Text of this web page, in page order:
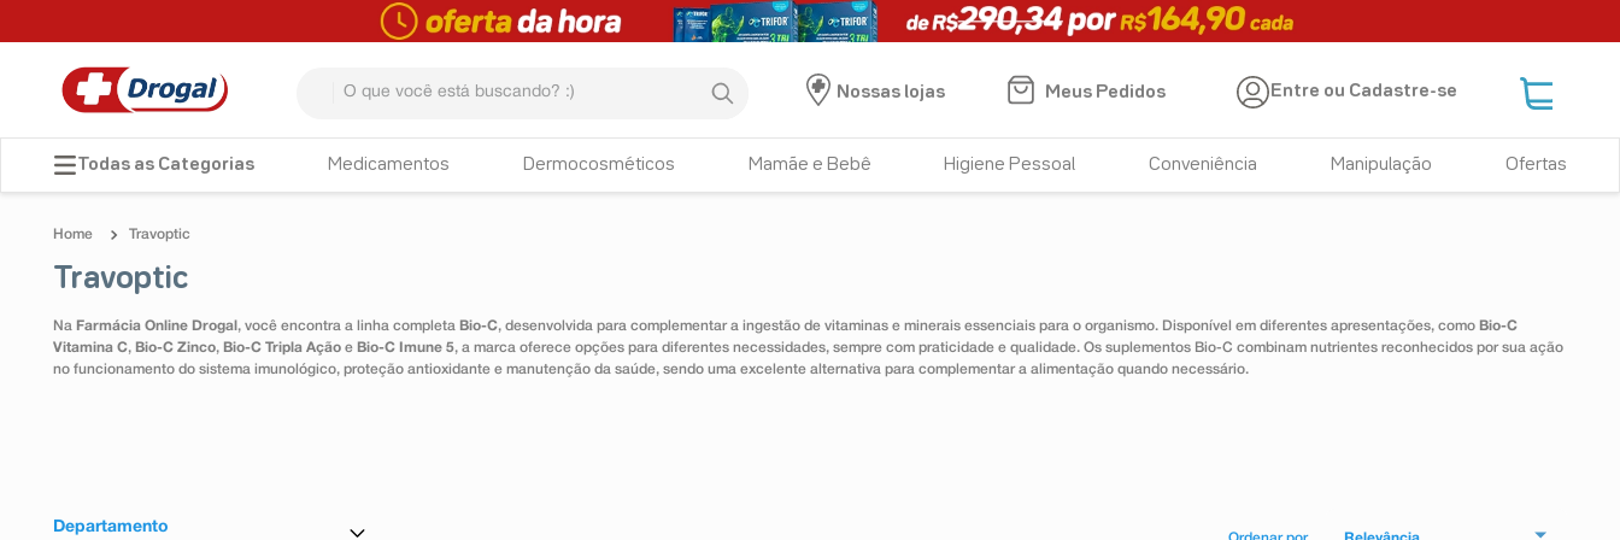
Nossas lojas
Meus Pedidos Entre ou Cadastre-se
Medicamentos Dermocosméticos Mamãe e Bebê Higiene Pessoal Conveniência Manipulação Ofertas
Travoptic
Travoptic
Na Farmácia Online Drogal , você encontra a linha completa Bio-C, desenvolvida para complementar a ingestão de vitaminas e minerais essenciais para o organismo. Disponível em diferentes apresentações, como Bio-C
Vitamina C, Bio-C Zinco, Bio-C Tripla Ação e Bio-C Imune 5, a marca oferece opções para diferentes necessidades, sempre com praticidade e qualidade. Os suplementos Bio-C combinam nutrientes reconhecidos por sua ação
no funcionamento do sistema imunológico, proteção antioxidante e manutenção da saúde, sendo uma excelente alternativa para complementar a alimentação quando necessário.
Departamento
TERMOS MAIS BUSCADOS
4º lenço umedecido
5º tadalafila